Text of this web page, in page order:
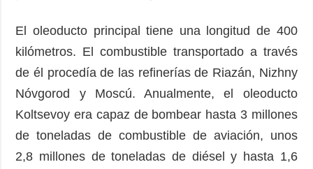
El oleoducto principal tiene una longitud de 400
kilómetros. El combustible transportado a través
de él procedía de las refinerías de Riazán, Nizhny
Nóvgorod y Moscú. Anualmente, el oleoducto
Koltsevoy era capaz de bombear hasta 3 millones
de toneladas de combustible de aviación, unos
2,8 millones de toneladas de diésel y hasta 1,6